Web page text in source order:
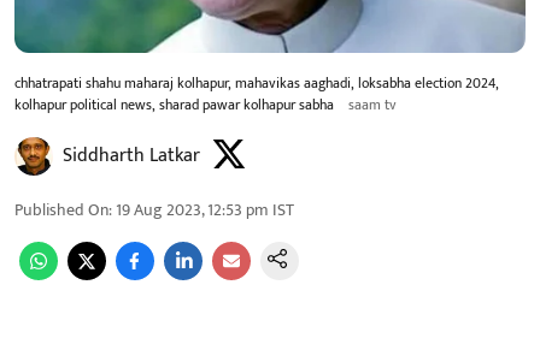
chhatrapati shahu maharaj kolhapur, mahavikas aaghadi, loksabha election 2024,
kolhapur political news, sharad pawar kolhapur sabha saam tv
Siddharth Latkar
Published On:19 Aug 2023, 12:53 pm IST